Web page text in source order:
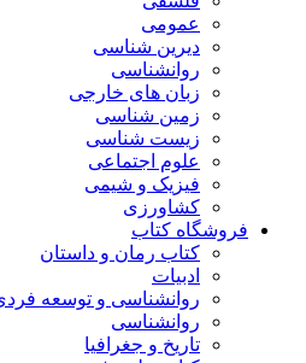
عمومی
دیرین شناسی
روانشناسی
زبان های خارجی
زمین شناسی
زیست شناسی
علوم اجتماعی
فیزیک و شیمی
کشاورزی
فروشگاه کتاب
کتاب رمان و داستان
ادبیات
روانشناسی و توسعه فردی
روانشناسی
تاریخ و جغرافیا